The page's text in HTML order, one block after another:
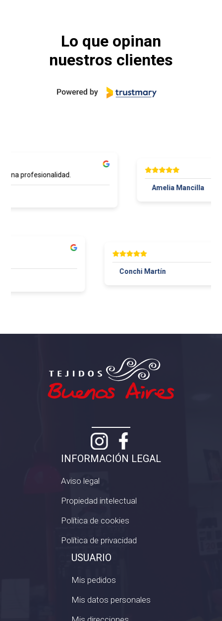
Lo que opinan
nuestros clientes
profesionalidad.
Amelia Mancilla
Conchi Martín
INFORMACIÓN LEGAL
Aviso legal
Propiedad intelectual
Política de cookies
Política de privacidad
USUARIO
Mis pedidos
Mis datos personales